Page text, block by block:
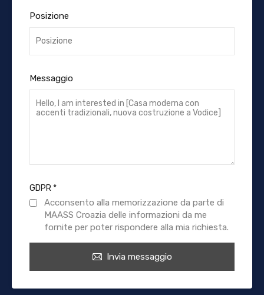
Posizione
Messaggio
GDPR*
Acconsento alla memorizzazione da parte di
MAASS Croazia delle informazioni da me
fornite per poter rispondere alla mia richiesta.
Invia messaggio